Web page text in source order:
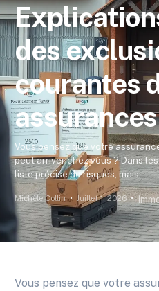
des
courantes
Vous pensez que votre
peut arriver chez vous ? Dans
liste précise de risques, mais...
Michèle Collin Juillet 1, 2026
Vous pensez que votre